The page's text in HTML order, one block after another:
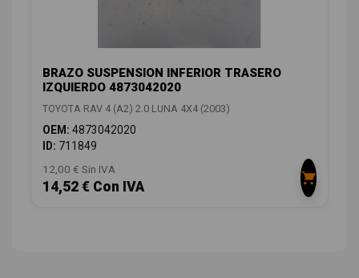
BRAZO SUSPENSION INFERIOR TRASERO
IZQUIERDO 4873042020
TOYOTA RAV 4 (A2) 2.0 LUNA 4X4 (2003)
OEM: 4873042020
ID: 711849
12,00 € Sin IVA
14,52 € Con IVA